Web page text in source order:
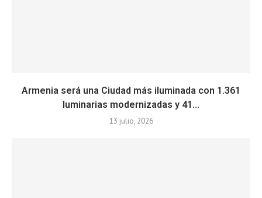
Armenia será una Ciudad más iluminada con 1.361
luminarias modernizadas y 41...
13 julio, 2026